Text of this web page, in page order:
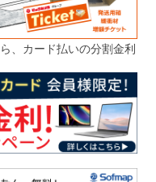
、カード払いの分割金利